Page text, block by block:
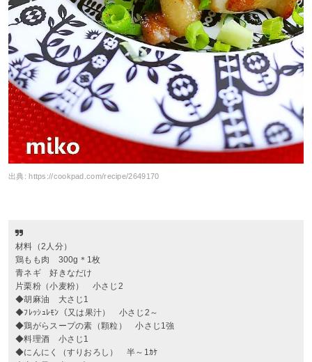
出典:https://cookpad.com/recipe/2649170
材料（2人分）
鶏もも肉 300g＊1枚
青ネギ 好きなだけ
片栗粉（小麦粉） 小さじ2
◆胡麻油 大さじ1
◆ﾌﾚｯｼｭﾚﾓﾝ（又は果汁） 小さじ2～
◆鶏がらスープの素（顆粒） 小さじ1強
◆料理酒 小さじ1
◆にんにく（すりおろし） 半～1ｶｹ